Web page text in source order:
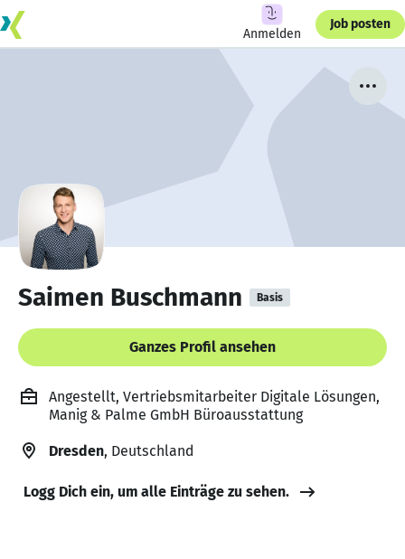
Anmelden
Job posten
Saimen Buschmann Basis
Ganzes Profil ansehen
Angestellt, Vertriebsmitarbeiter Digitale Lösungen,
Manig & Palme GmbH Büroausstattung
Dresden, Deutschland
Logg Dich ein, um alle Einträge zu sehen.